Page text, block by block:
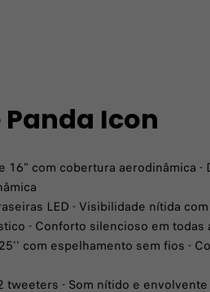
Icon
16" com cobertura aerodinâmica
LED - Visibilidade nítida
- Conforto silencioso em todas
com espelhamento sem fios -
tweeters - Som nítido e